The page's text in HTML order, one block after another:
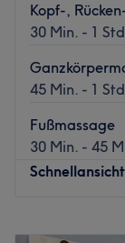
Das Team:
Mitarbeitern,
dafür bekannt,
und
jeder Besuch
Expertise:
Kopf-,
30 Min. - 1
45 Min. - 1
Fußmassage
30 Min. - 45